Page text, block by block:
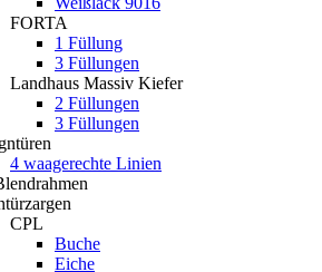
FORTA
1 Füllung
3 Füllungen
Landhaus Massiv Kiefer
2 Füllungen
3 Füllungen
4 waagerechte Linien
CPL
Buche
Eiche